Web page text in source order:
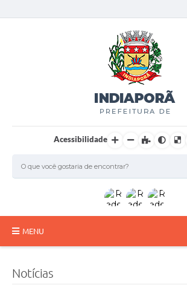
Acessibilidade
MENU
Notícias